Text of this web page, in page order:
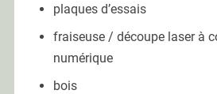
plaques d’essais
fraiseuse / découpe laser à
numérique
bois